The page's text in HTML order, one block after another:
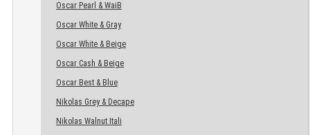
Oscar Pearl & WaiB
Oscar White & Gray
Oscar White & Beige
Oscar Cash & Beige
Oscar Best & Blue
Nikolas Grey & Decape
Nikolas Walnut Itali